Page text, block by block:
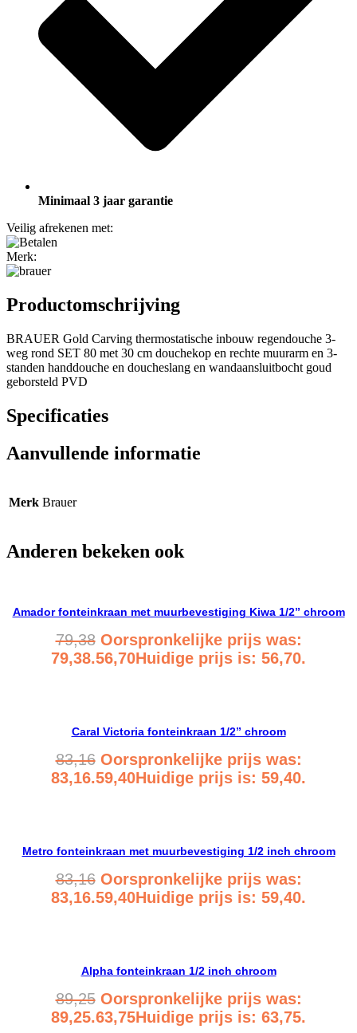
Minimaal 3 jaar garantie
Veilig afrekenen met:
Merk:
Productomschrijving
BRAUER Gold Carving thermostatische inbouw regendouche 3-
weg rond SET 80 met 30 cm douchekop en rechte muurarm en 3-
standen handdouche en doucheslang en wandaansluitbocht goud
geborsteld PVD
Specificaties
Aanvullende informatie
Merk Brauer
Anderen bekeken ook
Amador fonteinkraan met muurbevestiging Kiwa 1/2” chroom
79,38 Oorspronkelijke prijs was:
79,38.56,70Huidige prijs is: 56,70.
Caral Victoria fonteinkraan 1/2” chroom
83,16 Oorspronkelijke prijs was:
83,16.59,40Huidige prijs is: 59,40.
Metro fonteinkraan met muurbevestiging 1/2 inch chroom
83,16 Oorspronkelijke prijs was:
83,16.59,40Huidige prijs is: 59,40.
Alpha fonteinkraan 1/2 inch chroom
89,25 Oorspronkelijke prijs was:
89,25.63,75Huidige prijs is: 63,75.